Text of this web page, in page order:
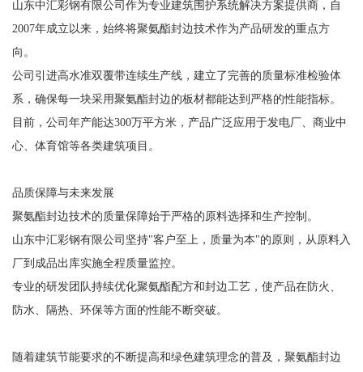
山东中汇彩钢有限公司作为专业建筑围护系统解决方案提供商，自
2007年成立以来，始终将聚氨酯封边技术作为产品研发的重点方
向。
公司引进高水准双覆带连续生产线，建立了完善的质量标准检验体
系，确保每一块采用聚氨酯封边的板材都能达到严格的性能指标。
目前，公司年产能达300万平方米，产品广泛应用于发电厂、商业中
心、体育馆等各类建筑项目。
品质保障与未来发展
聚氨酯封边技术的质量保障始于严格的原料选择和生产控制。
山东中汇彩钢有限公司坚持"客户至上，质量为本"的原则，从原料入
厂到成品出库实施全程质量监控。
专业的研发团队持续优化聚氨酯配方和封边工艺，使产品在防火、
防水、隔热、环保等方面的性能不断突破。
随着建筑节能要求的不断提高和绿色建筑理念的普及，聚氨酯封边